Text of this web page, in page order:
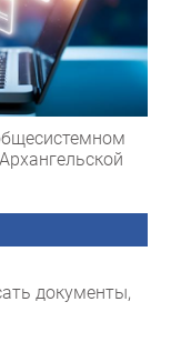
документы,